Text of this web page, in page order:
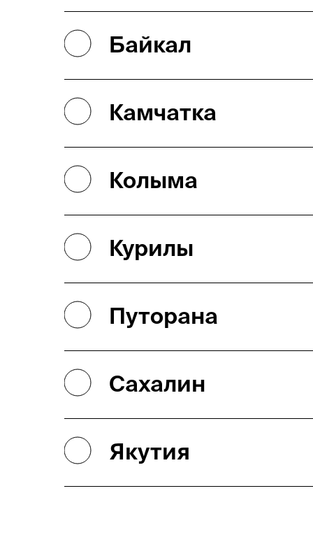
Байкал
Камчатка
Колыма
Курилы
Путорана
Сахалин
Якутия